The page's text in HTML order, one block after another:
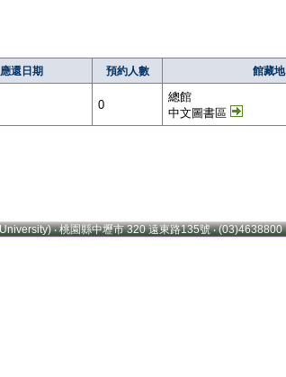
應還日期 預約人數 館藏地
0
總館
中文圖書區
‧ 桃園縣中壢市 320 遠東路135號 ‧ (03)4638800